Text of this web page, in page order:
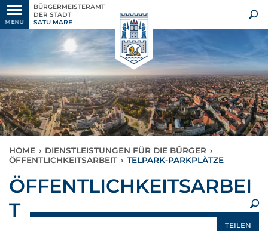
MENU
BÜRGERMEISTERAMT
DER STADT
SATU MARE
HOME › DIENSTLEISTUNGEN FÜR DIE BÜRGER ›
ÖFFENTLICHKEITSARBEIT › TELPARK-PARKPLÄTZE
×
ÖFFENTLICHKEITSARBEI
T
TEILEN